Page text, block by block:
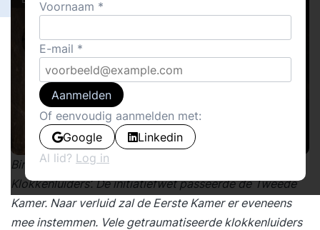
Binnenkort kent Nederland een ‘Huis voor
Klokkenluiders’. De initiatiefwet passeerde de Tweede
Kamer. Naar verluid zal de Eerste Kamer er eveneens
mee instemmen. Vele getraumatiseerde klokkenluiders
Voornaam
E-mail
Aanmelden
Of eenvoudig aanmelden met:
Google
Linkedin
Al lid? Log in